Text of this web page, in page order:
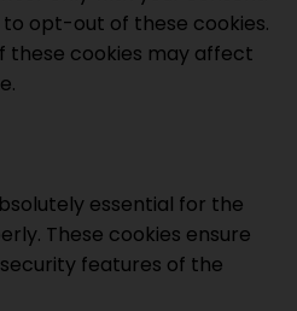
opt-out of these cookies.
these cookies may affect
essential for the
These cookies ensure
features of the